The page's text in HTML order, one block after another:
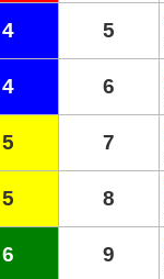
4 5
4 6
5 7
5 8
6 9